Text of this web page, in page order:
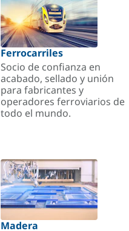
Ferrocarriles
Socio de confianza en
acabado, sellado y unión
para fabricantes y
operadores ferroviarios de
todo el mundo.
Madera